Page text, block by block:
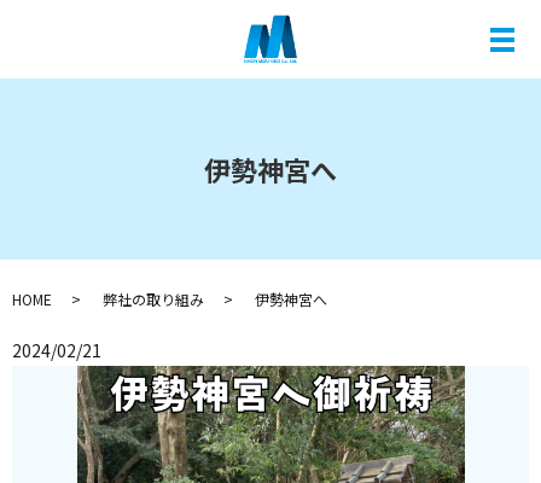
メ
伊勢神宮へ
HOME 弊社の取り組み 伊勢神宮へ
2024/02/21